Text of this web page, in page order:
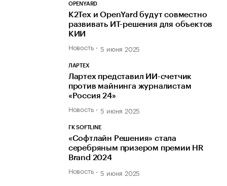
OPENYARD
К2Тех и OpenYard будут совместно
развивать ИТ-решения для объектов
КИИ
Новость 5 июня 2025
ЛАРТЕХ
Лартех представил ИИ-счетчик
против майнинга журналистам
«Россия 24»
Новость 5 июня 2025
ГК SOFTLINE
«Софтлайн Решения» стала
серебряным призером премии HR
Brand 2024
Новость 5 июня 2025